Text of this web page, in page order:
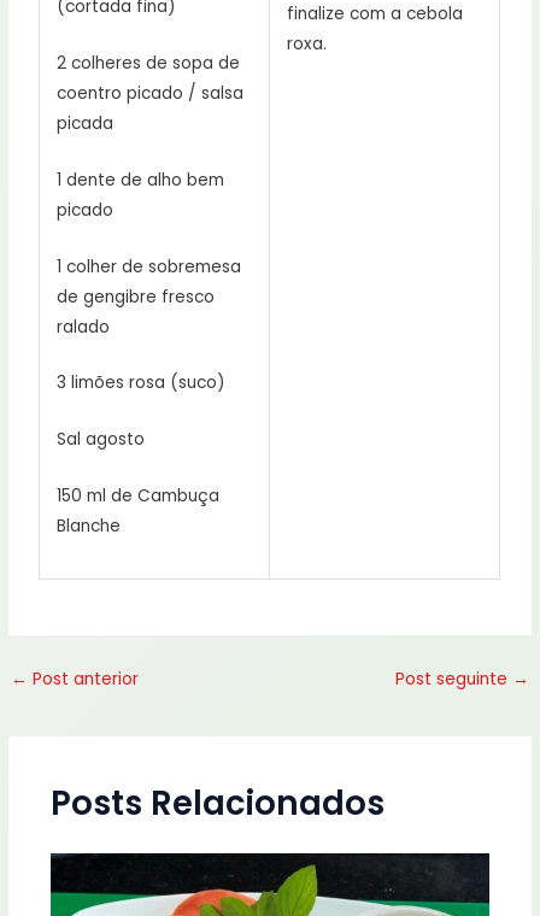
(cortada fina)
2 colheres de sopa de
coentro picado / salsa
picada
1 dente de alho bem
picado
1 colher de sobremesa
de gengibre fresco
ralado
3 limões rosa (suco)
Sal agosto
150 ml de Cambuça
Blanche
finalize com a cebola
roxa.
← Post anterior Post seguinte →
Posts Relacionados